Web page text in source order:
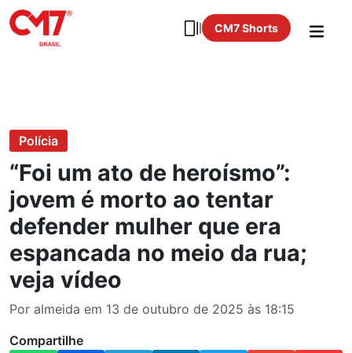
CM7 Shorts
Polícia
“Foi um ato de heroísmo”:
jovem é morto ao tentar
defender mulher que era
espancada no meio da rua;
veja vídeo
Por almeida em 13 de outubro de 2025 às 18:15
Compartilhe